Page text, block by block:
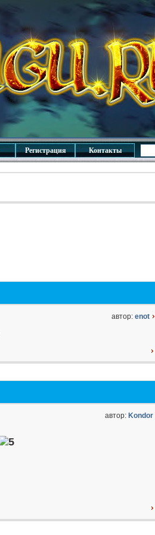
Регистрация Контакты
автор: enot
автор: Kondor